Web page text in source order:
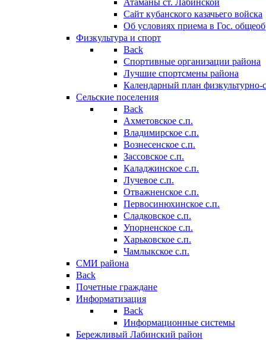
Атаманы ст. Лабинской
Cайт кубанского казачьего войска
Об условиях приема в Гос.
Физкультура и спорт
Back
Спортивные организации района
Лучшие спортсмены района
Календарный план
Сельские поселения
Back
Ахметовское с.п.
Владимирское с.п.
Вознесенское с.п.
Зассовское с.п.
Каладжинское с.п.
Лучевое с.п.
Отважненское с.п.
Первосинюхинское с.п.
Сладковское с.п.
Упорненское с.п.
Харьковское с.п.
Чамлыкское с.п.
СМИ района
Back
Почетные граждане
Информатизация
Back
Информационные системы
Бережливый Лабинский район